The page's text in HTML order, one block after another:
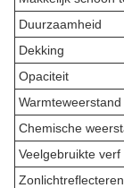
Duurzaamheid
Dekking
Opaciteit
Warmteweerstand
Chemische
Veelgebruikte verf